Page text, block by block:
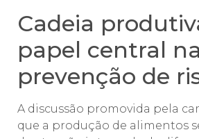
Cadeia
papel central na
prevenção de
A discussão promovida pela
que a produção de alimentos